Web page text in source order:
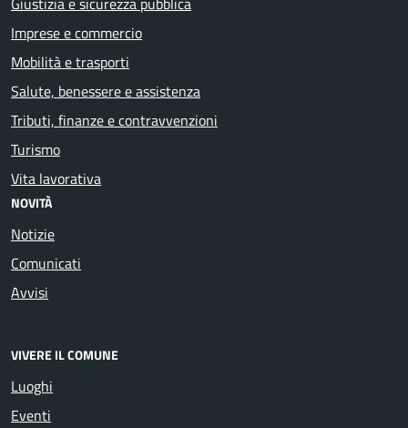
Imprese e commercio
Mobilità e trasporti
Salute, benessere e assistenza
Tributi, finanze e contravvenzioni
Turismo
Vita lavorativa
NOVITÀ
Notizie
Comunicati
Avvisi
VIVERE IL COMUNE
Luoghi
Eventi